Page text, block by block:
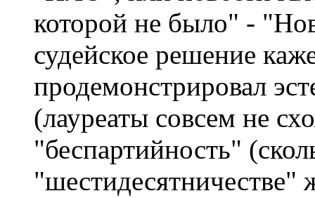
которой не было" -
судейское решение
продемонстрировал
(лауреаты совсем не
"беспартийность"
"шестидесятничестве"